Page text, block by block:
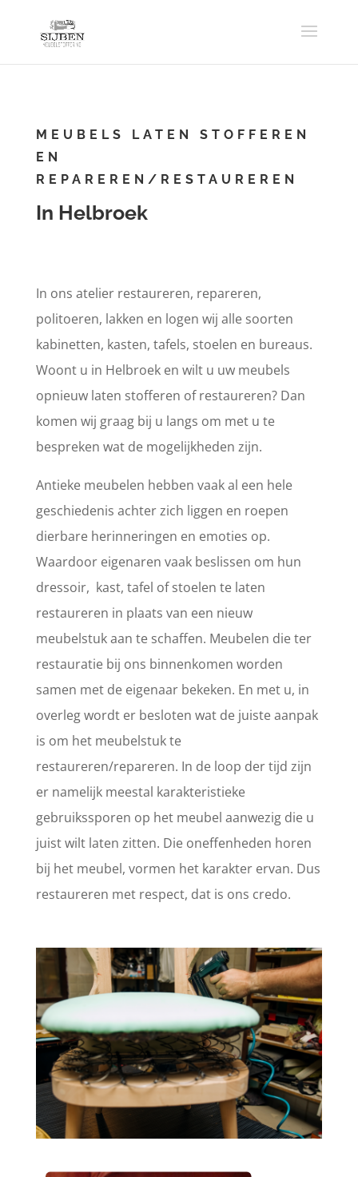
MEUBELS LATEN STOFFEREN
EN
REPAREREN/RESTAUREREN
In Helbroek
In ons atelier restaureren, repareren,
politoeren, lakken en logen wij alle soorten
kabinetten, kasten, tafels, stoelen en bureaus.
Woont u in Helbroek en wilt u uw meubels
opnieuw laten stofferen of restaureren? Dan
komen wij graag bij u langs om met u te
bespreken wat de mogelijkheden zijn.
Antieke meubelen hebben vaak al een hele
geschiedenis achter zich liggen en roepen
dierbare herinneringen en emoties op.
Waardoor eigenaren vaak beslissen om hun
dressoir, kast, tafel of stoelen te laten
restaureren in plaats van een nieuw
meubelstuk aan te schaffen. Meubelen die ter
restauratie bij ons binnenkomen worden
samen met de eigenaar bekeken. En met u, in
overleg wordt er besloten wat de juiste aanpak
is om het meubelstuk te
restaureren/repareren. In de loop der tijd zijn
er namelijk meestal karakteristieke
gebruikssporen op het meubel aanwezig die u
juist wilt laten zitten. Die oneffenheden horen
bij het meubel, vormen het karakter ervan. Dus
restaureren met respect, dat is ons credo.